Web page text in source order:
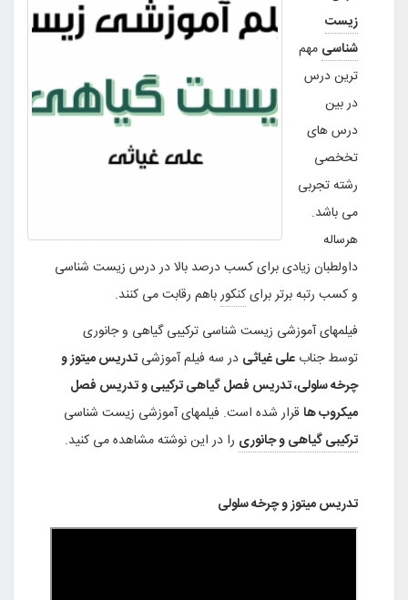
زیست
شناسی مهم
ترین درس
در بین
درس های
تخخصی
رشته تجربی
می باشد.
هرساله
داولطبان زیادی برای کسب درصد بالا در درس زیست شناسی
و کسب رتبه برتر برایکنکورباهم رقابت می کنند.
فیلمهای آموزشی زیست شناسی ترکیبی گیاهی و جانوری
توسط جناب علی غیاثی در سه فیلم آموزشی تدریس میتوز و
چرخه سلولی، تدریس فصل گیاهی ترکیبی و تدریس فصل
میکروب ها قرار شده است. فیلمهای آموزشی زیست شناسی
ترکیبی گیاهی و جانوری را در این نوشته مشاهده می کنید.
تدریس میتوز و چرخه سلولی